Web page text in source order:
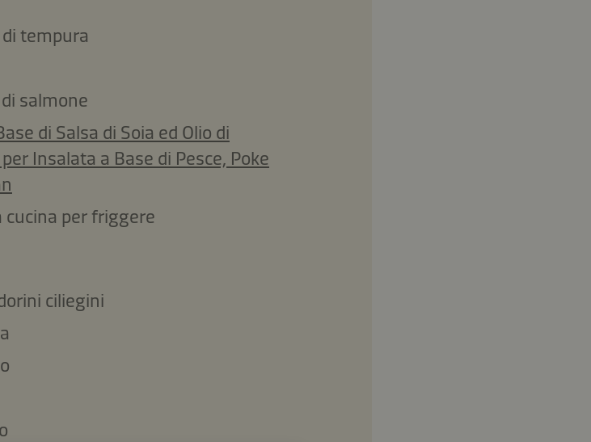
tempura
salmone
di Salsa di Soia ed Olio di
Insalata a Base di Pesce, Poke
cucina per friggere
ciliegini